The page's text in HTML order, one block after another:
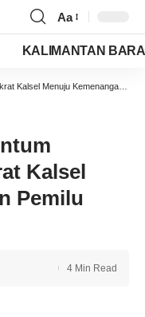
Aa
KALIMANTAN
Menuju Kemenangan Pemilu 2029
Kalsel
Pemilu
4 Min Read